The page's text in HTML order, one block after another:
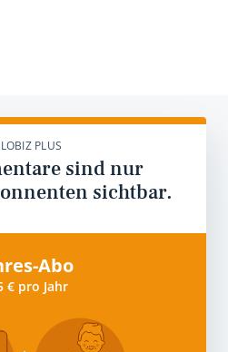
PLUS
sind nur
sichtbar.
Abo
€ pro Jahr